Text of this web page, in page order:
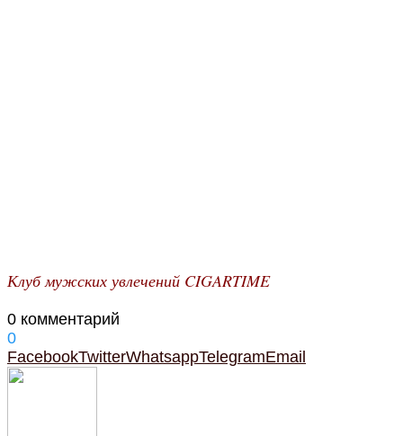
Клуб мужских увлечений CIGARTIME
0 комментарий
0
FacebookTwitterWhatsappTelegramEmail